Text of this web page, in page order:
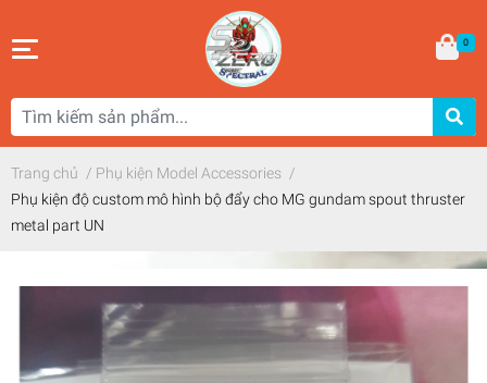
0
Trang chủ / Phụ kiện Model Accessories /
Phụ kiện độ custom mô hình bộ đẩy cho MG gundam spout thruster
metal part UN